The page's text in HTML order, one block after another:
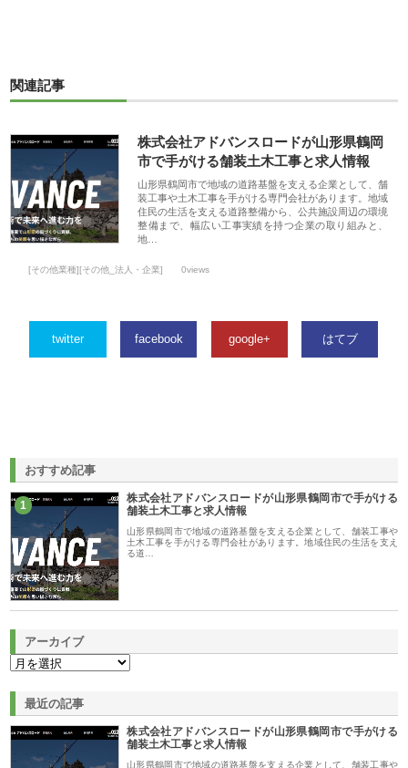
関連記事
株式会社アドバンスロードが山形県鶴岡
市で手がける舗装土木工事と求人情報
山形県鶴岡市で地域の道路基盤を支える企業として、舗
装工事や土木工事を手がける専門会社があります。地域
住民の生活を支える道路整備から、公共施設周辺の環境
整備まで、幅広い工事実績を持つ企業の取り組みと、
地…
[その他業種][その他_法人・企業] 0views
twitter facebook google+ はてブ
おすすめ記事
1
株式会社アドバンスロードが山形県鶴岡市で手がける
舗装土木工事と求人情報
山形県鶴岡市で地域の道路基盤を支える企業として、舗装工事や
土木工事を手がける専門会社があります。地域住民の生活を支え
る道…
アーカイブ
最近の記事
株式会社アドバンスロードが山形県鶴岡市で手がける
舗装土木工事と求人情報
山形県鶴岡市で地域の道路基盤を支える企業として、舗装工事や